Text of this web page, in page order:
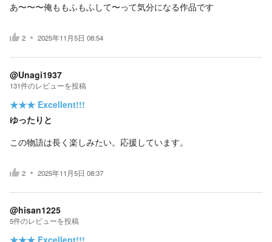
あ〜〜〜俺ももふもふして〜って気分になる作品です
2 2025年11月5日 08:54
@Unagi1937
131件のレビューを投稿
★★★ Excellent!!!
ゆったりと
この物語は長く楽しみたい。応援しています。
2 2025年11月5日 08:37
@hisan1225
5件のレビューを投稿
★★★ Excellent!!!